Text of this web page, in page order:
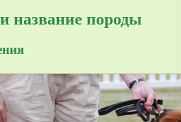
название породы